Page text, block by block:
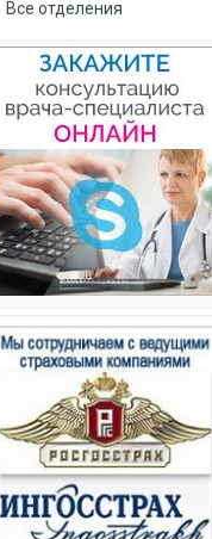
Все отделения